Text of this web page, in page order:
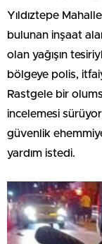
Yıldıztepe
bulunan inşaat
olan yağışın
bölgeye polis,
Rastgele bir
incelemesi
güvenlik
yardım istedi.